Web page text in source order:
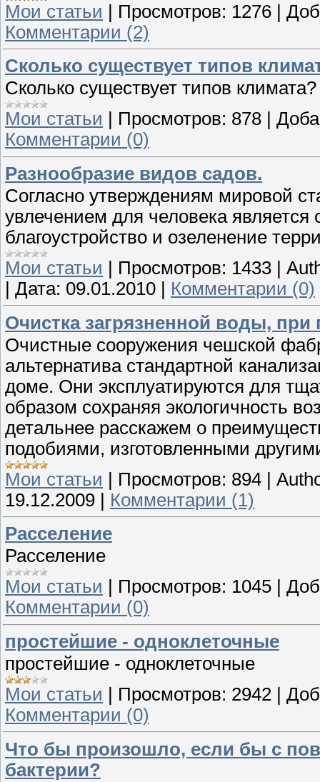
Мои статьи | Просмотров: 1276 |
Комментарии (2)
Сколько существует типов
Сколько существует типов климата?
Мои статьи
Просмотров: 878
Комментарии (0)
Разнообразие видов садов.
Согласно утверждениям мировой
увлечением для человека является
благоустройство и озеленение
Мои статьи
Просмотров: 1433
Дата: 09.01.2010
Комментарии (0)
Очистка загрязненной воды,
Очистные сооружения чешской
альтернатива стандартной
доме. Они эксплуатируются для
образом сохраняя экологичность
детальнее расскажем о
подобиями, изготовленными
Мои статьи | Просмотров: 894 |
19.12.2009 | Комментарии (1)
Расселение
Расселение
Мои статьи
Просмотров: 1045
Комментарии (0)
простейшие - одноклеточные
простейшие - одноклеточные
Мои статьи
Просмотров: 2942
Комментарии (0)
Что бы произошло, если бы с
бактерии?